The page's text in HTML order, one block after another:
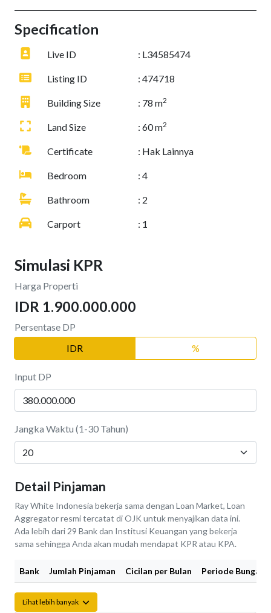
Specification
Live ID : L34585474
Listing ID : 474718
Building Size : 78 m2
Land Size : 60 m2
Certificate : Hak Lainnya
Bedroom : 4
Bathroom : 2
Carport : 1
Simulasi KPR
Harga Properti
IDR 1.900.000.000
Persentase DP
IDR
%
Input DP
Jangka Waktu (1-30 Tahun)
Detail Pinjaman
Ray White Indonesia bekerja sama dengan Loan Market, Loan
Aggregator resmi tercatat di OJK untuk menyajikan data ini.
Ada lebih dari 29 Bank dan Institusi Keuangan yang bekerja
sama sehingga Anda akan mudah mendapat KPR atau KPA.
Bank Jumlah Pinjaman Cicilan per Bulan Periode Bunga
Lihat lebih banyak